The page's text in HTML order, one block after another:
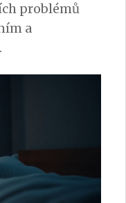
problémů
a